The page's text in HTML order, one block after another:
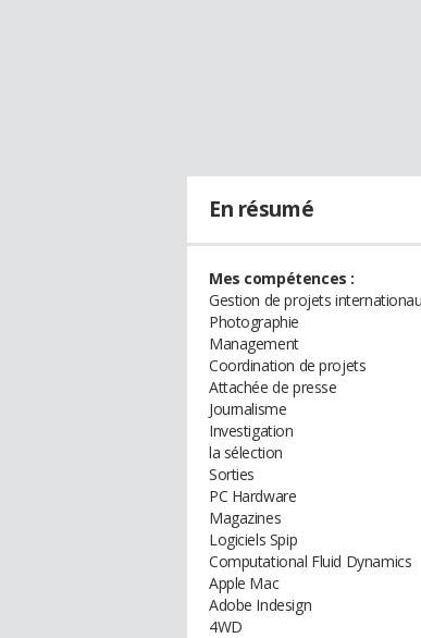
En résumé
Mes compétences :
Gestion de projets
Photographie
Management
Coordination de projets
Attachée de presse
Journalisme
Investigation
la sélection
Sorties
PC Hardware
Magazines
Logiciels Spip
Computational Fluid Dynamics
Apple Mac
Adobe Indesign
4WD